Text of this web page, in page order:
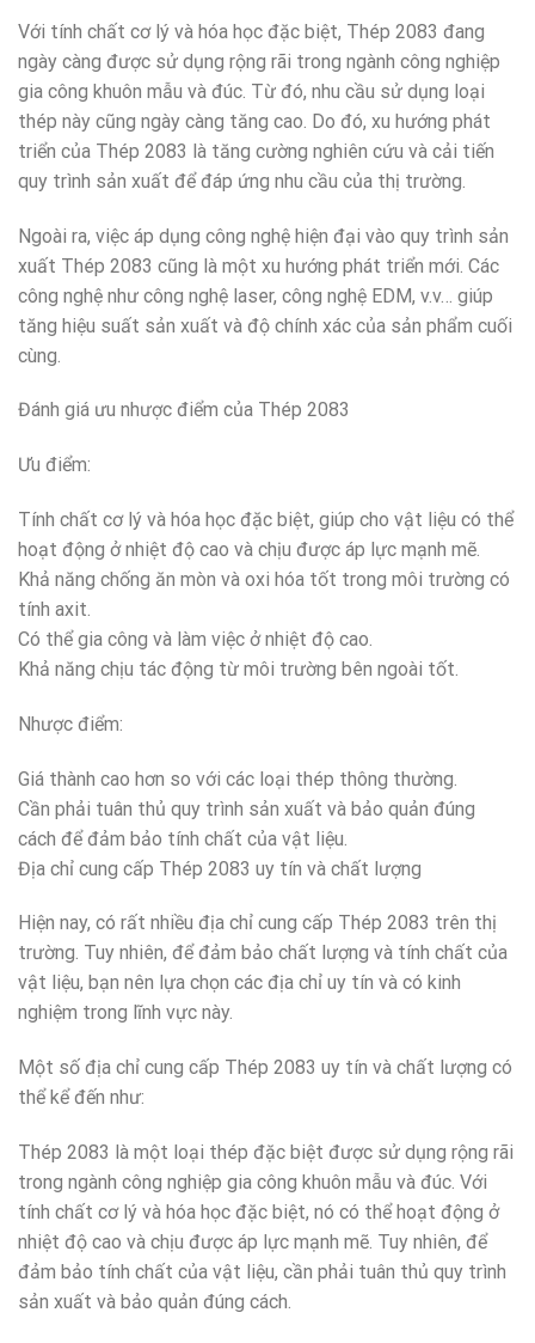
Với tính chất cơ lý và hóa học đặc biệt, Thép 2083 đang
ngày càng được sử dụng rộng rãi trong ngành công nghiệp
gia công khuôn mẫu và đúc. Từ đó, nhu cầu sử dụng loại
thép này cũng ngày càng tăng cao. Do đó, xu hướng phát
triển của Thép 2083 là tăng cường nghiên cứu và cải tiến
quy trình sản xuất để đáp ứng nhu cầu của thị trường.
Ngoài ra, việc áp dụng công nghệ hiện đại vào quy trình sản
xuất Thép 2083 cũng là một xu hướng phát triển mới. Các
công nghệ như công nghệ laser, công nghệ EDM, v.v… giúp
tăng hiệu suất sản xuất và độ chính xác của sản phẩm cuối
cùng.
Đánh giá ưu nhược điểm của Thép 2083
Ưu điểm:
Tính chất cơ lý và hóa học đặc biệt, giúp cho vật liệu có thể
hoạt động ở nhiệt độ cao và chịu được áp lực mạnh mẽ.
Khả năng chống ăn mòn và oxi hóa tốt trong môi trường có
tính axit.
Có thể gia công và làm việc ở nhiệt độ cao.
Khả năng chịu tác động từ môi trường bên ngoài tốt.
Nhược điểm:
Giá thành cao hơn so với các loại thép thông thường.
Cần phải tuân thủ quy trình sản xuất và bảo quản đúng
cách để đảm bảo tính chất của vật liệu.
Địa chỉ cung cấp Thép 2083 uy tín và chất lượng
Hiện nay, có rất nhiều địa chỉ cung cấp Thép 2083 trên thị
trường. Tuy nhiên, để đảm bảo chất lượng và tính chất của
vật liệu, bạn nên lựa chọn các địa chỉ uy tín và có kinh
nghiệm trong lĩnh vực này.
Một số địa chỉ cung cấp Thép 2083 uy tín và chất lượng có
thể kể đến như:
Thép 2083 là một loại thép đặc biệt được sử dụng rộng rãi
trong ngành công nghiệp gia công khuôn mẫu và đúc. Với
tính chất cơ lý và hóa học đặc biệt, nó có thể hoạt động ở
nhiệt độ cao và chịu được áp lực mạnh mẽ. Tuy nhiên, để
đảm bảo tính chất của vật liệu, cần phải tuân thủ quy trình
sản xuất và bảo quản đúng cách.